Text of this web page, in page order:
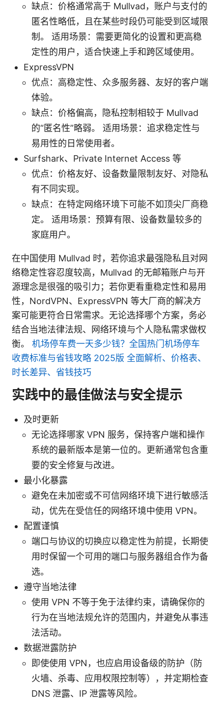
缺点：价格通常高于 Mullvad，账户与支付的
匿名性略低，且在某些时段仍可能受到区域限
制。 适用场景：需要更简化的设置和更高稳
定性的用户，适合快速上手和跨区域使用。
ExpressVPN
优点：高稳定性、众多服务器、友好的客户端
体验。
缺点：价格偏高，隐私控制相较于 Mullvad
的“匿名性”略弱。 适用场景：追求稳定性与
易用性的日常使用者。
Surfshark、Private Internet Access 等
优点：价格友好、设备数量限制友好、对隐私
有不同实现。
缺点：在特定网络环境下可能不如顶尖厂商稳
定。 适用场景：预算有限、设备数量较多的
家庭用户。
在中国使用 Mullvad 时，若你追求最强隐私且对网
络稳定性容忍度较高，Mullvad 的无邮箱账户与开
源理念是很强的吸引力；若你更看重稳定性和易用
性，NordVPN、ExpressVPN 等大厂商的解决方
案可能更符合日常需求。无论选择哪个方案，务必
结合当地法律法规、网络环境与个人隐私需求做权
衡。 机场停车费一天多少钱？全国热门机场停车
收费标准与省钱攻略 2025版 全面解析、价格表、
时长差异、省钱技巧
实践中的最佳做法与安全提示
及时更新
无论选择哪家 VPN 服务，保持客户端和操作
系统的最新版本是第一位的。更新通常包含重
要的安全修复与改进。
最小化暴露
避免在未加密或不可信网络环境下进行敏感活
动，优先在受信任的网络环境中使用 VPN。
配置谨慎
端口与协议的切换应以稳定性为前提，长期使
用时保留一个可用的端口与服务器组合作为备
选。
遵守当地法律
使用 VPN 不等于免于法律约束，请确保你的
行为在当地法规允许的范围内，并避免从事违
法活动。
数据泄露防护
即使使用 VPN，也应启用设备级的防护（防
火墙、杀毒、应用权限控制等），并定期检查
DNS 泄露、IP 泄露等风险。